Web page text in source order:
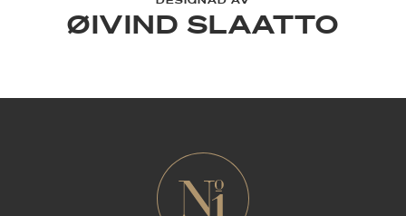
ØIVIND SLAATTO